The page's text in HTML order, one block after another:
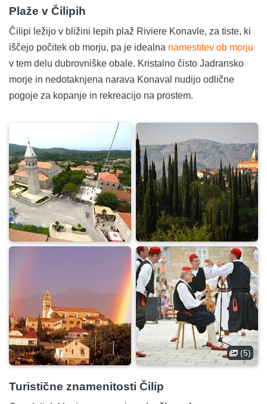
Plaže v Čilipih
Čilipi ležijo v bližini lepih plaž Riviere Konavle, za tiste, ki
iščejo počitek ob morju, pa je idealna namestitev ob morju
v tem delu dubrovniške obale. Kristalno čisto Jadransko
morje in nedotaknjena narava Konaval nudijo odlične
pogoje za kopanje in rekreacijo na prostem.
(5)
Turistične znamenitosti Čilip